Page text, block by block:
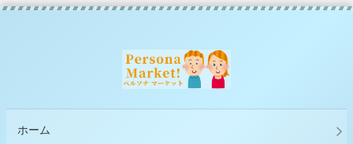
ホーム